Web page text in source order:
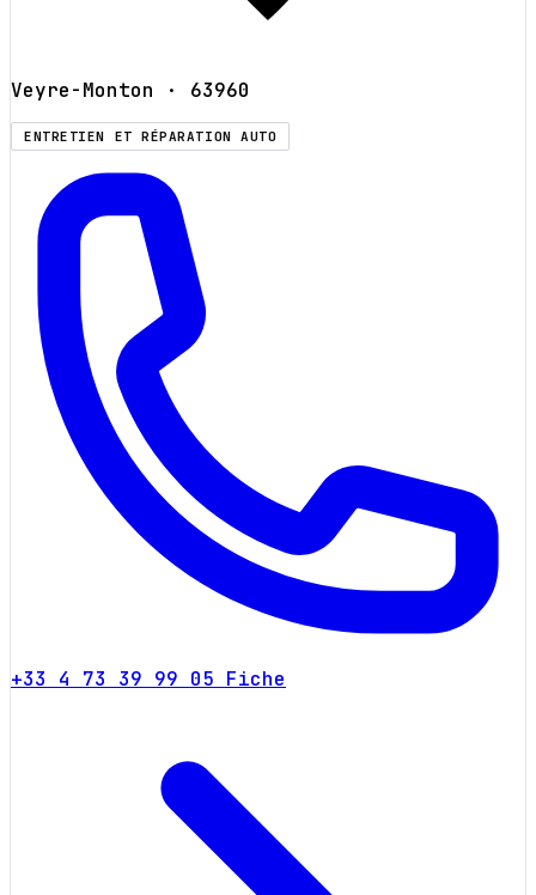
Veyre-Monton · 63960
ENTRETIEN ET RÉPARATION AUTO
+33 4 73 39 99 05 Fiche